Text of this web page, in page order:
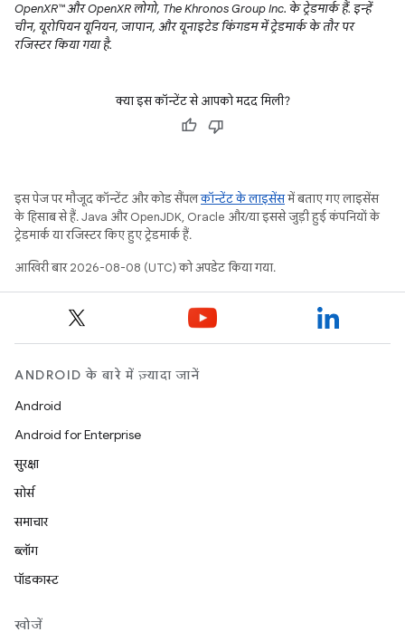
OpenXR™ और OpenXR लोगो, The Khronos Group Inc. के ट्रेडमार्क हैं. इन्हें
चीन, यूरोपियन यूनियन, जापान, और यूनाइटेड किंगडम में ट्रेडमार्क के तौर पर
रजिस्टर किया गया है.
क्या इस कॉन्टेंट से आपको मदद मिली?
इस पेज पर मौजूद कॉन्टेंट और कोड सैंपलकॉन्टेंट के लाइसेंसमें बताए गए लाइसेंस
के हिसाब से हैं. Java और OpenJDK, Oracle और/या इससे जुड़ी हुई कंपनियों के
ट्रेडमार्क या रजिस्टर किए हुए ट्रेडमार्क हैं.
आखिरी बार 2026-08-08 (UTC) को अपडेट किया गया.
ANDROID के बारे में ज़्यादा जानें
Android
Android for Enterprise
सुरक्षा
सोर्स
समाचार
ब्लॉग
पॉडकास्ट
खोजें